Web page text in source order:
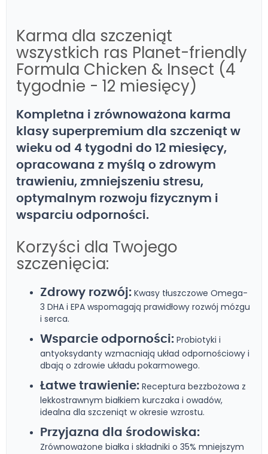
Karma dla szczeniąt
wszystkich ras Planet-friendly
Formula Chicken & Insect (4
tygodnie - 12 miesięcy)
Kompletna i zrównoważona karma
klasy superpremium dla szczeniąt w
wieku od 4 tygodni do 12 miesięcy,
opracowana z myślą o zdrowym
trawieniu, zmniejszeniu stresu,
optymalnym rozwoju fizycznym i
wsparciu odporności.
Korzyści dla Twojego
szczenięcia:
Zdrowy rozwój: Kwasy tłuszczowe Omega-
3 DHA i EPA wspomagają prawidłowy rozwój mózgu
i serca.
Wsparcie odporności: Probiotyki i
antyoksydanty wzmacniają układ odpornościowy i
dbają o zdrowie układu pokarmowego.
Łatwe trawienie: Receptura bezzbożowa z
lekkostrawnym białkiem kurczaka i owadów,
idealna dla szczeniąt w okresie wzrostu.
Przyjazna dla środowiska:
Zrównoważone białka i składniki o 35% mniejszym